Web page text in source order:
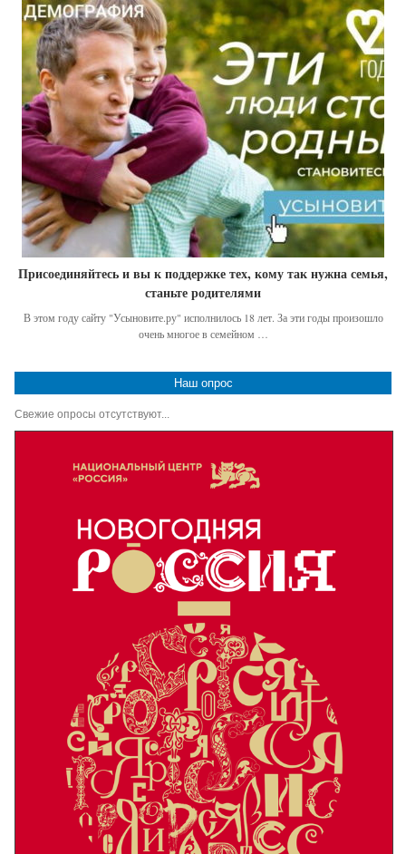
Присоединяйтесь и вы к поддержке тех, кому так нужна семья,
станьте родителями
В этом году сайту "Усыновите.ру" исполнилось 18 лет. За эти годы произошло
очень многое в семейном …
Наш опрос
Свежие опросы отсутствуют...